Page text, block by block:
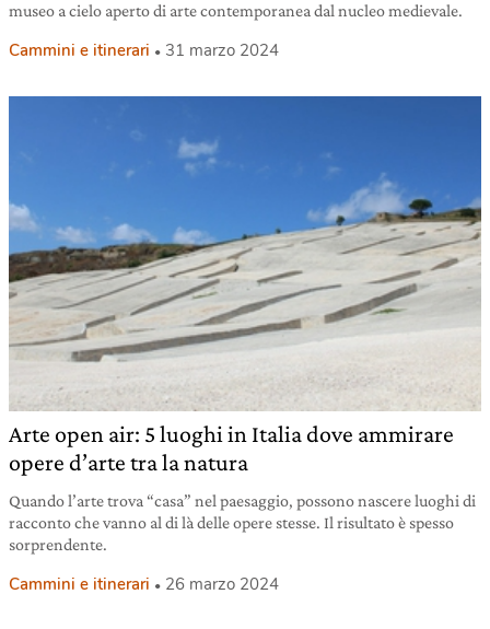
museo a cielo aperto di arte contemporanea dal nucleo medievale.
Cammini e itinerari 31 marzo 2024
Arte open air: 5 luoghi in Italia dove ammirare
opere d’arte tra la natura
Quando l’arte trova “casa” nel paesaggio, possono nascere luoghi di
racconto che vanno al di là delle opere stesse. Il risultato è spesso
sorprendente.
Cammini e itinerari 26 marzo 2024